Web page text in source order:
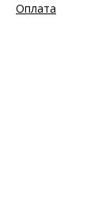
Оплата